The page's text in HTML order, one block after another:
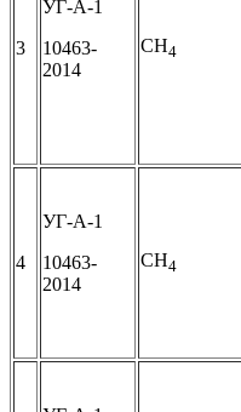
3
УГ-А-1
10463-
2014
CH4
4
УГ-А-1
10463-
2014
CH4